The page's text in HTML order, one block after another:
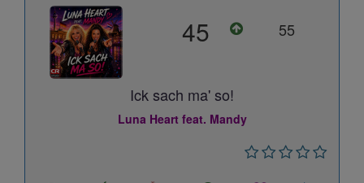
45 55
Ick sach ma' so!
Luna Heart feat. Mandy